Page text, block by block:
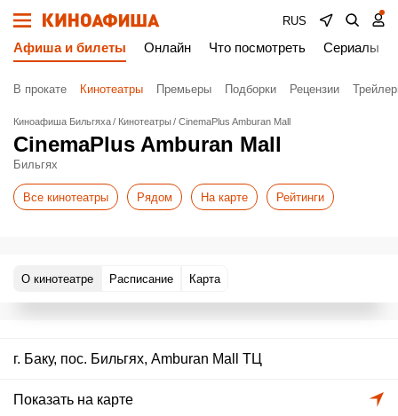
RUS
Афиша и билеты Онлайн Что посмотреть Сериалы
В прокате Кинотеатры Премьеры Подборки Рецензии
Киноафиша Бильгяха Кинотеатры CinemaPlus Amburan Mall
CinemaPlus Amburan Mall
Бильгях
Все кинотеатры Рядом На карте Рейтинги
О кинотеатре Расписание Карта
г. Баку, пос. Бильгях, Amburan Mall ТЦ
Показать на карте